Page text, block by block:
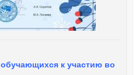
к участию во